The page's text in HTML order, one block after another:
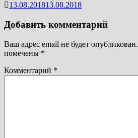
13.08.201813.08.2018
Добавить комментарий
Ваш адрес email не будет опубликован.
помечены *
Комментарий *